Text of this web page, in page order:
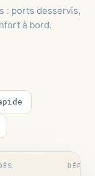
: ports desservis,
à bord.